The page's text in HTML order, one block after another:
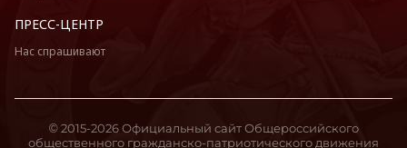
ПРЕСС-ЦЕНТР
Нас спрашивают
© 2015-2026 Официальный сайт Общероссийского
общественного гражданско-патриотического движения